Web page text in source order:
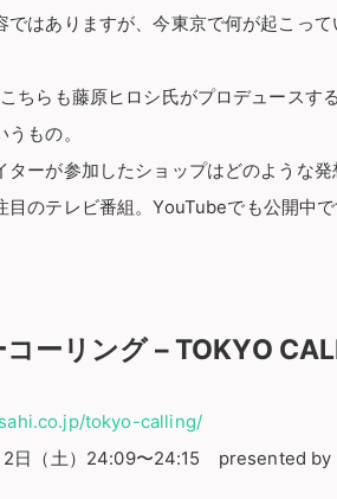
ではありますが、今東京で何が起こっ
ちらも藤原ヒロシ氏がプロデュースす
もの。
ターが参加したショップはどのような
目のテレビ番組。YouTubeでも公開中
コーリング – TOKYO
tokyo-calling/
日（土）24:09〜24:15 presented by